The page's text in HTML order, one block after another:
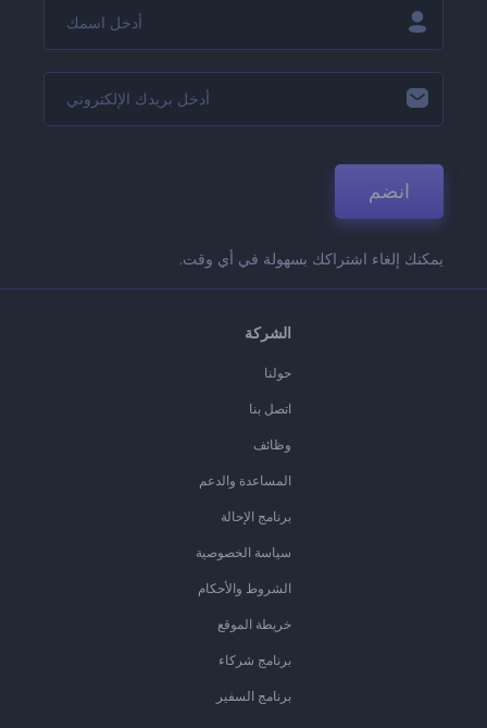
انضم
يمكنك إلغاء اشتراكك بسهولة في أي وقت.
الشركة
حولنا
اتصل بنا
وظائف
المساعدة والدعم
برنامج الإحالة
سياسة الخصوصية
الشروط والأحكام
خريطة الموقع
برنامج شركاء
برنامج السفير